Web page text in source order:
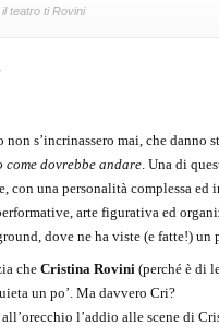
teatro ti Rovini
non s’incrinassero mai, che
dovrebbe andare . Una di
con una personalità complessa ed
arte figurativa ed
dove ne ha viste (e fatte!) un
che Cristina Rovini (perché è di
un po’. Ma davvero Cri?
l’addio alle scene di